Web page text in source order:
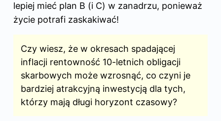
lepiej mieć plan B (i C) w zanadrzu, ponieważ
życie potrafi zaskakiwać!
Czy wiesz, że w okresach spadającej
inflacji rentowność 10-letnich obligacji
skarbowych może wzrosnąć, co czyni je
bardziej atrakcyjną inwestycją dla tych,
którzy mają długi horyzont czasowy?